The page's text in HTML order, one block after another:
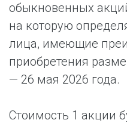
обыкновенных
на которую
лица, имеющие
приобретения
— 26 мая 2026 года.
Стоимость 1 акции